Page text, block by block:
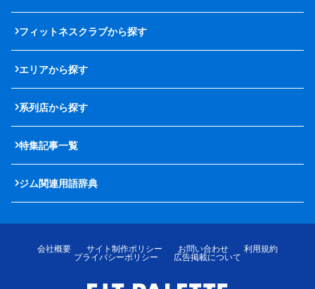
フィットネスクラブから探す
エリアから探す
系列店から探す
特集記事一覧
ジム関連用語辞典
会社概要 サイト制作ポリシー お問い合わせ
利用規約
プライバシーポリシー
広告掲載について